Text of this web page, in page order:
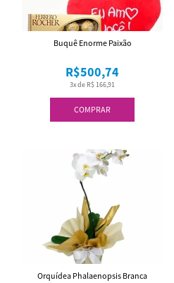
COMPRAR
3x de R$ 166,91
R$500,74
Buquê Enorme Paixão
Orquídea Phalaenopsis Branca